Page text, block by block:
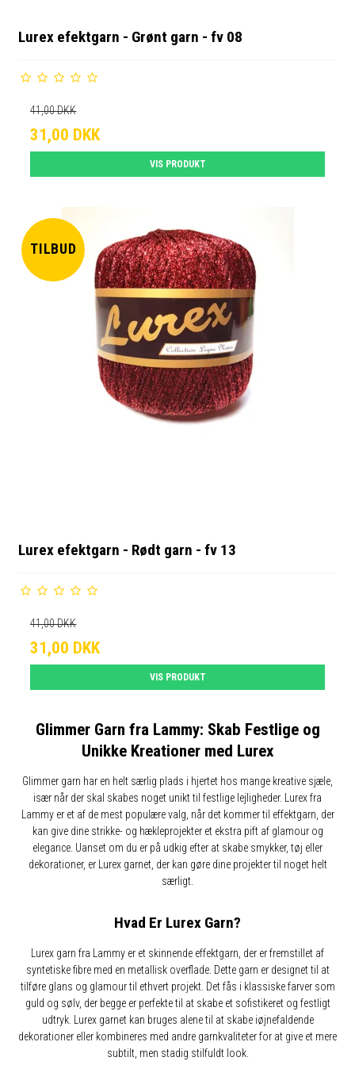
Lurex efektgarn - Grønt garn - fv 08
41,00 DKK
31,00 DKK
VIS PRODUKT
TILBUD
Lurex efektgarn - Rødt garn - fv 13
41,00 DKK
31,00 DKK
VIS PRODUKT
Glimmer Garn fra Lammy: Skab Festlige og
Unikke Kreationer med Lurex
Glimmer garn har en helt særlig plads i hjertet hos mange kreative sjæle,
især når der skal skabes noget unikt til festlige lejligheder. Lurex fra
Lammy er et af de mest populære valg, når det kommer til effektgarn, der
kan give dine strikke- og hækleprojekter et ekstra pift af glamour og
elegance. Uanset om du er på udkig efter at skabe smykker, tøj eller
dekorationer, er Lurex garnet, der kan gøre dine projekter til noget helt
særligt.
Hvad Er Lurex Garn?
Lurex garn fra Lammy er et skinnende effektgarn, der er fremstillet af
syntetiske fibre med en metallisk overflade. Dette garn er designet til at
tilføre glans og glamour til ethvert projekt. Det fås i klassiske farver som
guld og sølv, der begge er perfekte til at skabe et sofistikeret og festligt
udtryk. Lurex garnet kan bruges alene til at skabe iøjnefaldende
dekorationer eller kombineres med andre garnkvaliteter for at give et mere
subtilt, men stadig stilfuldt look.